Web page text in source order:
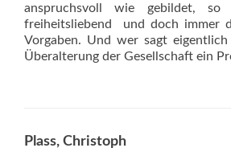
anspruchsvoll wie gebildet,
freiheitsliebend  und doch immer
Vorgaben. Und wer sagt
Überalterung der Gesellschaft ein
Plass, Christoph